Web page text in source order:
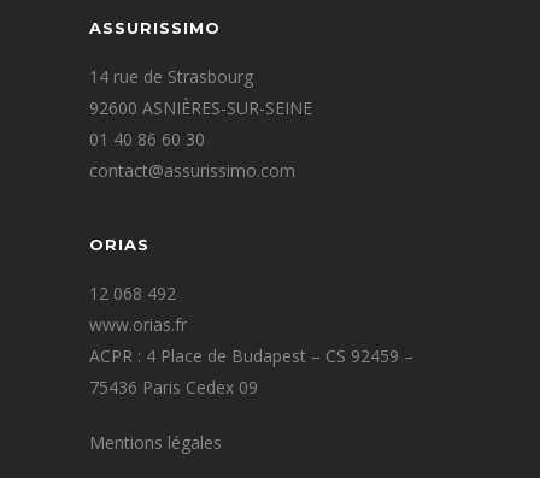
ASSURISSIMO
14 rue de Strasbourg
92600 ASNIÈRES-SUR-SEINE
01 40 86 60 30
contact@assurissimo.com
ORIAS
12 068 492
www.orias.fr
ACPR : 4 Place de Budapest – CS 92459 –
75436 Paris Cedex 09
Mentions légales